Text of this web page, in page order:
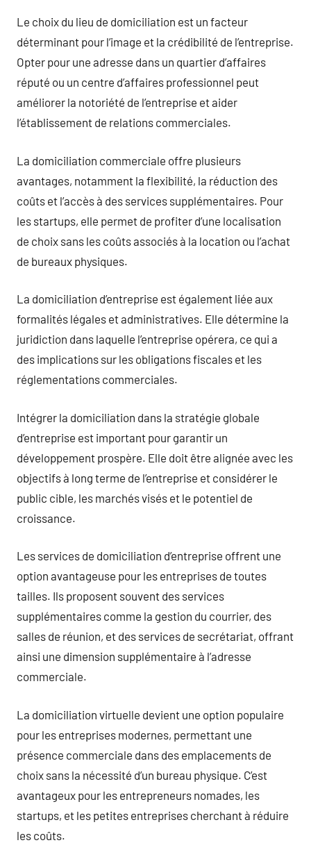
Le choix du lieu de domiciliation est un facteur
déterminant pour l’image et la crédibilité de l’entreprise.
Opter pour une adresse dans un quartier d’affaires
réputé ou un centre d’affaires professionnel peut
améliorer la notoriété de l’entreprise et aider
l’établissement de relations commerciales.
La domiciliation commerciale offre plusieurs
avantages, notamment la flexibilité, la réduction des
coûts et l’accès à des services supplémentaires. Pour
les startups, elle permet de profiter d’une localisation
de choix sans les coûts associés à la location ou l’achat
de bureaux physiques.
La domiciliation d’entreprise est également liée aux
formalités légales et administratives. Elle détermine la
juridiction dans laquelle l’entreprise opérera, ce qui a
des implications sur les obligations fiscales et les
réglementations commerciales.
Intégrer la domiciliation dans la stratégie globale
d’entreprise est important pour garantir un
développement prospère. Elle doit être alignée avec les
objectifs à long terme de l’entreprise et considérer le
public cible, les marchés visés et le potentiel de
croissance.
Les services de domiciliation d’entreprise offrent une
option avantageuse pour les entreprises de toutes
tailles. Ils proposent souvent des services
supplémentaires comme la gestion du courrier, des
salles de réunion, et des services de secrétariat, offrant
ainsi une dimension supplémentaire à l’adresse
commerciale.
La domiciliation virtuelle devient une option populaire
pour les entreprises modernes, permettant une
présence commerciale dans des emplacements de
choix sans la nécessité d’un bureau physique. C’est
avantageux pour les entrepreneurs nomades, les
startups, et les petites entreprises cherchant à réduire
les coûts.